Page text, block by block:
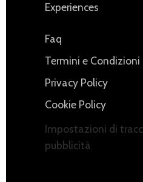
Experiences
Faq
Termini e Condizioni
Privacy Policy
Cookie Policy
Impostazioni di
pubblicità